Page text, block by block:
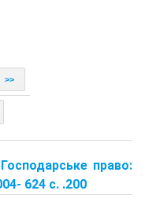
>>
право:
624 с. .200